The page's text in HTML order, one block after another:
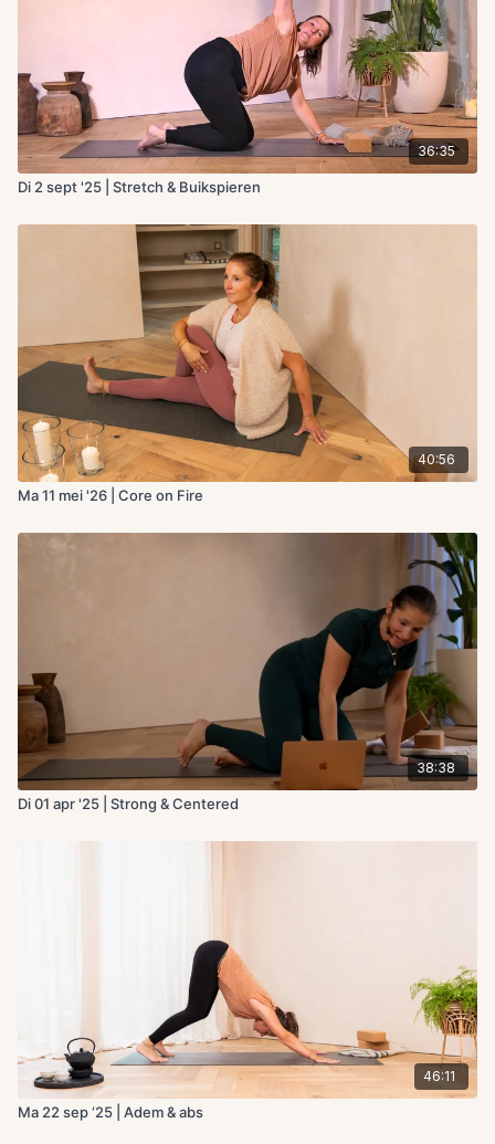
36:35
Di 2 sept '25 | Stretch & Buikspieren
40:56
Ma 11 mei '26 | Core on Fire
38:38
Di 01 apr '25 | Strong & Centered
46:11
Ma 22 sep ‘25 | Adem & abs